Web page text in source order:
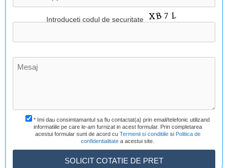
Introduceti codul de securitate
* Imi dau consimtamantul sa fiu contactat(a) prin email/telefonic utilizand
informatiile pe care le-am furnizat in acest formular. Prin completarea
acestui formular sunt de acord cu Termenii si conditiilesi Politica de
confidentialitate a acestui site.